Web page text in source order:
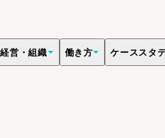
経営・組織 働き方 ケーススタ